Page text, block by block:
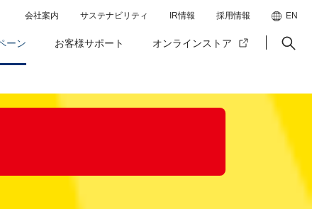
ーン お客様サポート オンラインストア
会社案内 サステナビリティ IR情報 採用情報 EN